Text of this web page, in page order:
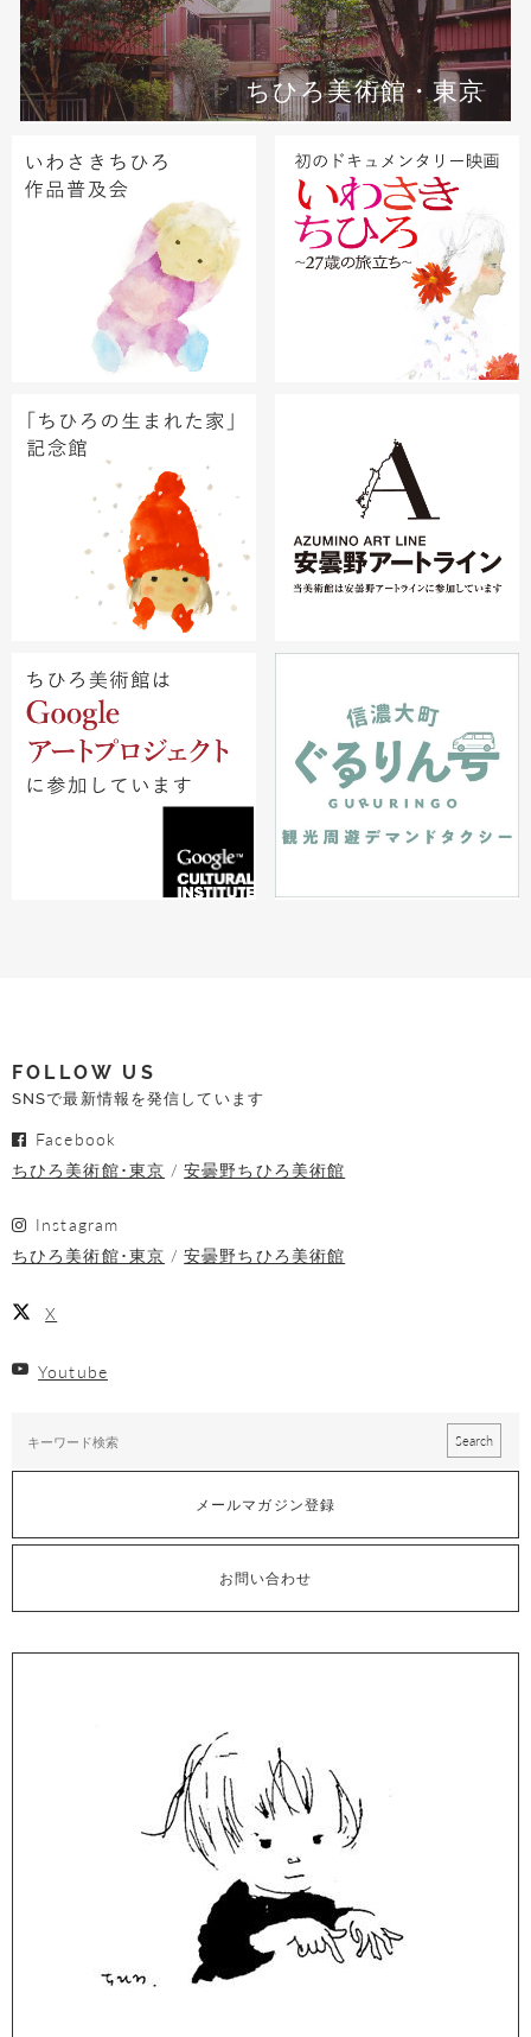
ちひろ美術館・東京
FOLLOW US
SNSで最新情報を発信しています
Facebook
ちひろ美術館･東京
安曇野ちひろ美術館
Instagram
ちひろ美術館･東京
安曇野ちひろ美術館
X
Youtube
メールマガジン登録
お問い合わせ